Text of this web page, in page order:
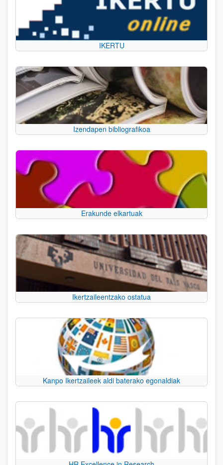
IKERTU
Izendapen bibliografikoa
Erakunde elkartuak
Ikertzaileentzako ostatua
Kanpo Ikertzaileek aldi baterako egonaldiak